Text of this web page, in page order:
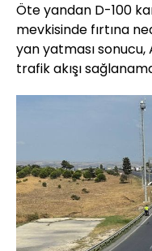
Öte yandan D-100
mevkisinde fırtına
yan yatması
trafik akışı